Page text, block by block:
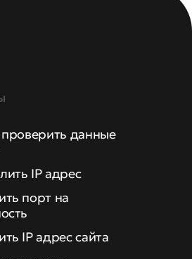
данные
IP адрес
порт на
IP адрес сайта